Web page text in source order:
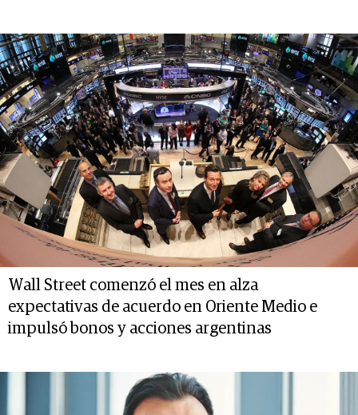
Wall Street comenzó el mes en alza
expectativas de acuerdo en Oriente Medio e
impulsó bonos y acciones argentinas